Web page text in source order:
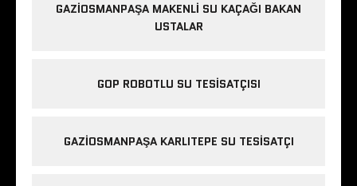
GAZIOSMANPAŞA MAKENLI SU KAÇAĞI BAKAN
USTALAR
GOP ROBOTLU SU TESISATÇISI
GAZIOSMANPAŞA KARLITEPE SU TESISATÇI